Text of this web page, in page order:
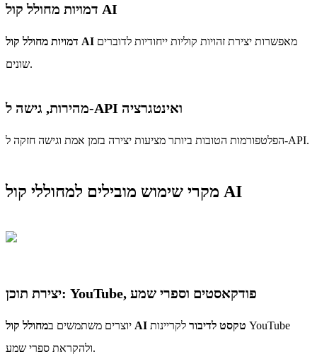
דמויות מחולל קול AI
דמויות מחולל קול AI
שונים.
מהירות, גישה ל-API ואינטגרציה
הפלטפורמות הטובות ביותר מציעות יצירה בזמן אמת וגישה חזקה ל-API.
מקרי שימוש מובילים למחוללי קול AI
יצירת תוכן: YouTube, פודקאסטים וספרי שמע
יוצרים משתמשים ב מחולל קול AI טקסט לדיבור לקריינות YouTube
ולהקראת ספרי שמע.